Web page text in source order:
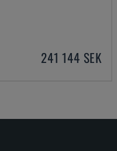
241 144 SEK